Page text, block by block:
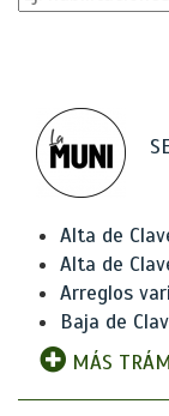
Alta de
Alta de
Arreglos
Baja de
MÁS